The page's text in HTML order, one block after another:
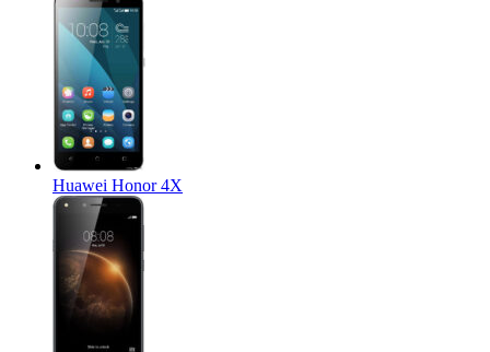
Huawei Honor 4X